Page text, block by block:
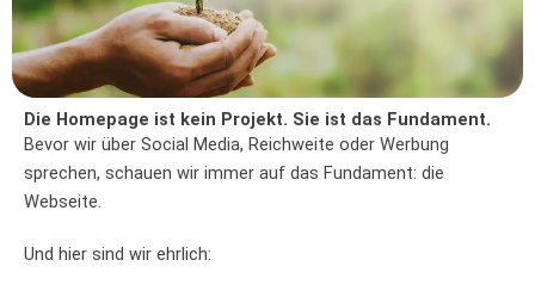
Die Homepage ist kein Projekt. Sie ist das Fundament.
Bevor wir über Social Media, Reichweite oder Werbung
sprechen, schauen wir immer auf das Fundament: die
Webseite.
Und hier sind wir ehrlich: